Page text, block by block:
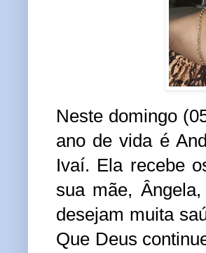
Neste domingo
ano de vida é
Ivaí. Ela recebe
sua mãe,
desejam muita
Que Deus